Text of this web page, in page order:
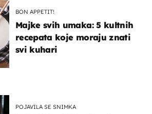
POJAVILA SE SNIMKA
BON APPETIT!
Majke svih umaka: 5 kultnih
recepata koje moraju znati
svi kuhari